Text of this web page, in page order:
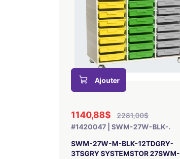
Ajouter
1140,88$
2281,00$
#1420047 | SWM-27W-BLK-.
SWM-27W-M-BLK-12TDGRY-
3TSGRY SYSTEMSTOR 27SWM-